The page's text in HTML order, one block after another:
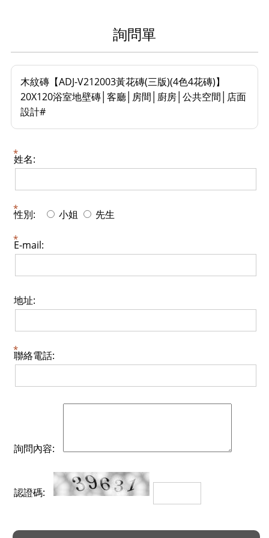
詢問單
木紋磚【ADJ-V212003黃花磚(三版)(4色4花磚)】
20X120浴室地壁磚│客廳│房間│廚房│公共空間│店面
設計#
姓名:
性別: 小姐 先生
E-mail:
地址:
聯絡電話:
詢問內容:
認證碼: